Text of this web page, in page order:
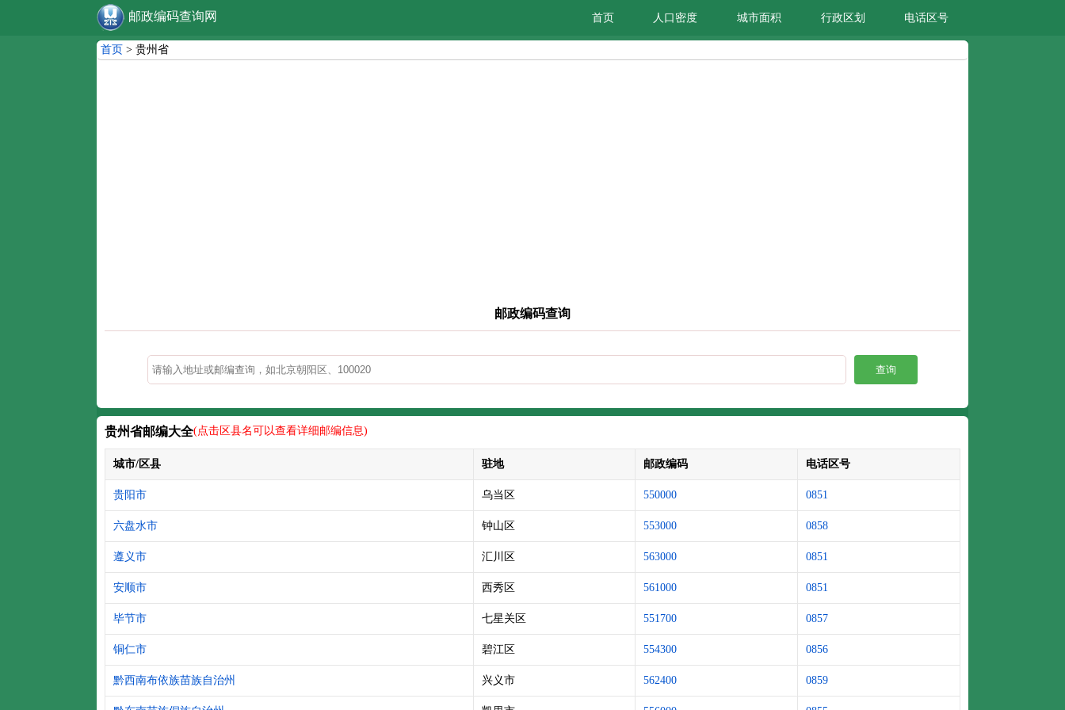
邮政编码查询网 首页 人口密度 城市面积 行政区划 电话区号
首页 > 贵州省
邮政编码查询
查询
贵州省邮编大全(点击区县名可以查看详细邮编信息)
城市/区县 驻地 邮政编码 电话区号
贵阳市 乌当区 550000 0851
六盘水市 钟山区 553000 0858
遵义市 汇川区 563000 0851
安顺市 西秀区 561000 0851
毕节市 七星关区 551700 0857
铜仁市 碧江区 554300 0856
黔西南布依族苗族自治州 兴义市 562400 0859